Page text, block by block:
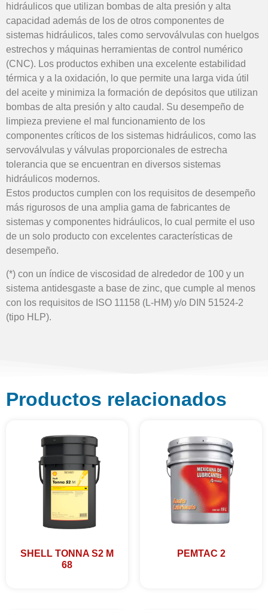
hidráulicos que utilizan bombas de alta presión y alta
capacidad además de los de otros componentes de
sistemas hidráulicos, tales como servoválvulas con huelgos
estrechos y máquinas herramientas de control numérico
(CNC). Los productos exhiben una excelente estabilidad
térmica y a la oxidación, lo que permite una larga vida útil
del aceite y minimiza la formación de depósitos que utilizan
bombas de alta presión y alto caudal. Su desempeño de
limpieza previene el mal funcionamiento de los
componentes críticos de los sistemas hidráulicos, como las
servoválvulas y válvulas proporcionales de estrecha
tolerancia que se encuentran en diversos sistemas
hidráulicos modernos.
Estos productos cumplen con los requisitos de desempeño
más rigurosos de una amplia gama de fabricantes de
sistemas y componentes hidráulicos, lo cual permite el uso
de un solo producto con excelentes características de
desempeño.
(*) con un índice de viscosidad de alrededor de 100 y un
sistema antidesgaste a base de zinc, que cumple al menos
con los requisitos de ISO 11158 (L-HM) y/o DIN 51524-2
(tipo HLP).
Productos relacionados
SHELL TONNA S2 M
68
PEMTAC 2